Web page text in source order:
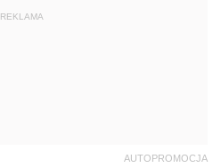
REKLAMA
AUTOPROMOCJA